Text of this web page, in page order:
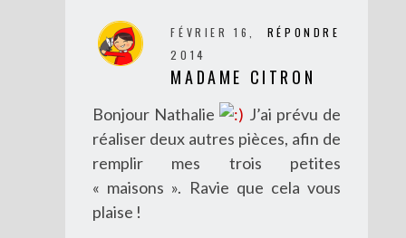
RÉPONDRE
FÉVRIER 16,
2014
MADAME CITRON
Bonjour Nathalie
J’ai prévu de
réaliser deux autres pièces, afin de
remplir mes trois petites
« maisons ». Ravie que cela vous
plaise !